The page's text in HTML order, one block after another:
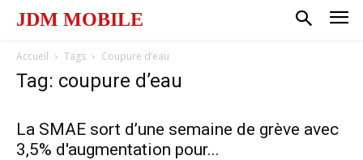
JDM MOBILE
Accueil Tags Coupure d’eau
Tag: coupure d’eau
La SMAE sort d’une semaine de grève avec
3,5% d'augmentation pour...